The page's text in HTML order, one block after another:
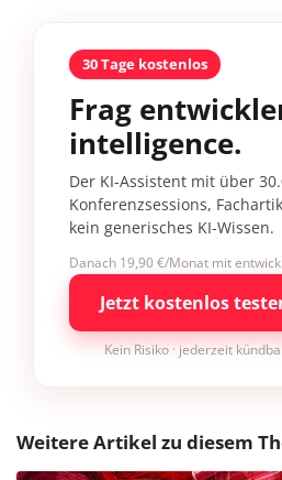
30 Tage kostenlos
Frag
intelligence.
Der KI-Assistent mit über
Konferenzsessions,
kein generisches KI-Wissen.
Danach 19,90 €/Monat mit
Jetzt kostenlos
Kein Risiko · jederzeit
Weitere Artikel zu diesem